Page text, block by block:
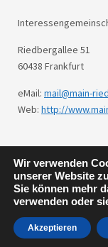
Riedbergallee 51
60438 Frankfurt
eMail: mail@main-
Web: http://
© 2026
Wir verwenden
unserer Website
Sie können mehr
verwenden oder
Akzeptieren